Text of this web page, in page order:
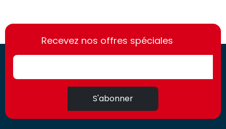
https://france-
access.fr
https://france-
access.fr
Recevez nos offres spéciales
S'abonner